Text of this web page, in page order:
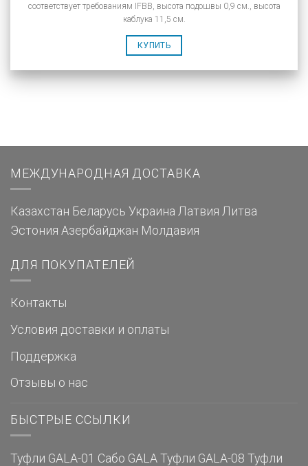
соответствует требованиям IFBB, высота подошвы 0,9 см., высота
каблука 11,5 см.
КУПИТЬ
МЕЖДУНАРОДНАЯ ДОСТАВКА
Казахстан Беларусь Украина Латвия Литва
Эстония Азербайджан Молдавия
ДЛЯ ПОКУПАТЕЛЕЙ
Контакты
Условия доставки и оплаты
Поддержка
Отзывы о нас
БЫСТРЫЕ ССЫЛКИ
Туфли GALA-01 Сабо GALA Туфли GALA-08 Туфли